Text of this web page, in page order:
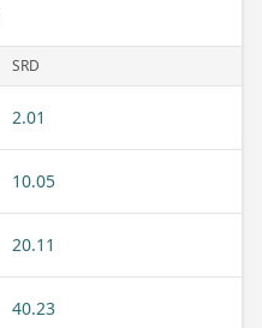
SRD
2.01
10.05
20.11
40.23